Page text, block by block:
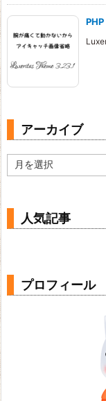
アーカイブ
ー
人気記事
プロフィール